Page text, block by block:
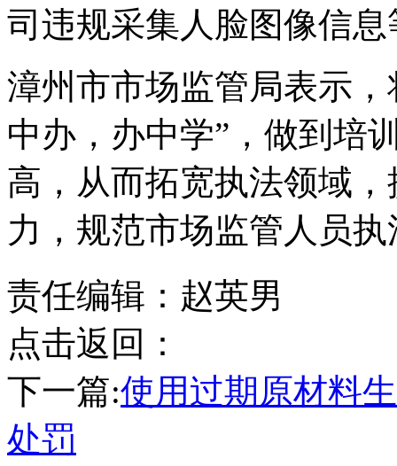
司违规采集人脸图像信
漳州市市场监管局表示
中办，办中学”，做到培
高，从而拓宽执法领域
力，规范市场监管人员
责任编辑：赵英男
点击返回：
下一篇:使用过期原材料
处罚